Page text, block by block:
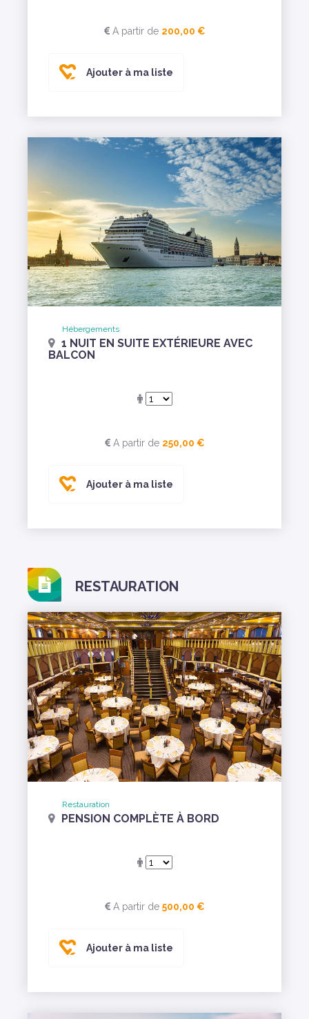
A partir de 200,00 €
Ajouter à ma liste
Hébergements
1 NUIT EN SUITE EXTÉRIEURE AVEC
BALCON
A partir de 250,00 €
Ajouter à ma liste
RESTAURATION
Restauration
PENSION COMPLÈTE À BORD
A partir de 500,00 €
Ajouter à ma liste